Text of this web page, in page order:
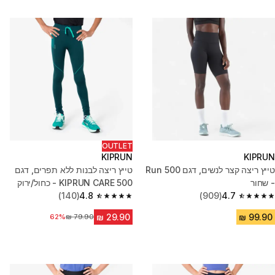
KIPRUN
טייץ ריצה קצר לנשים, דגם Run 500
- שחור
4.7
4.7 out of 5 stars from 909 reviews
(909)
OUTLET
KIPRUN
טייץ ריצה לבנות ללא תפרים, דגם
KIPRUN CARE 500 - כחול/ירוק
4.8
4.8 out of 5 stars from 140 reviews
(140)
מחיר לפני הנחה‏79.90 ₪
62%